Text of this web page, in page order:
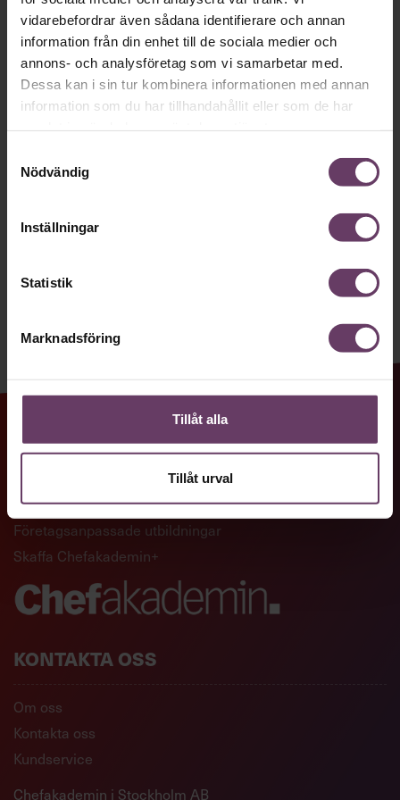
vidarebefordrar även sådana identifierare och annan
information från din enhet till de sociala medier och
annons- och analysföretag som vi samarbetar med.
Dessa kan i sin tur kombinera informationen med annan
information som du har tillhandahållit eller som de har
Nödvändig
Inställningar
Statistik
Marknadsföring
Tillåt alla
Tillåt urval
Håll dig uppdaterad med våra
nyhetsbrev!
Våra populära nyhetsbrev samlar varje
vecka det bästa från Chef och
inspiration för dig som är chef, ledare
prenumerera idag! Det är helt kostnadsfritt.
Ledarskapsutbildningar
Företagsanpassade utbildningar
Skaffa Chefakademin+
KONTAKTA OSS
Om oss
Kontakta oss
Kundservice
Chefakademin i Stockholm AB